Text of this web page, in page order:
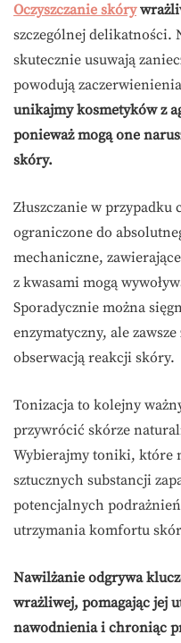
Oczyszczanie skóry
szczególnej delikatności.
skutecznie usuwają
powodują
unikajmy kosmetyków z
ponieważ mogą one
skóry.
Złuszczanie w
ograniczone do
mechaniczne,
z kwasami mogą
Sporadycznie można
enzymatyczny, ale
obserwacją reakcji skóry.
Tonizacja to kolejny
przywrócić skórze
Wybierajmy toniki, które
sztucznych substancji
potencjalnych
utrzymania komfortu
Nawilżanie odgrywa
wrażliwej, pomagając jej
nawodnienia i chroniąc